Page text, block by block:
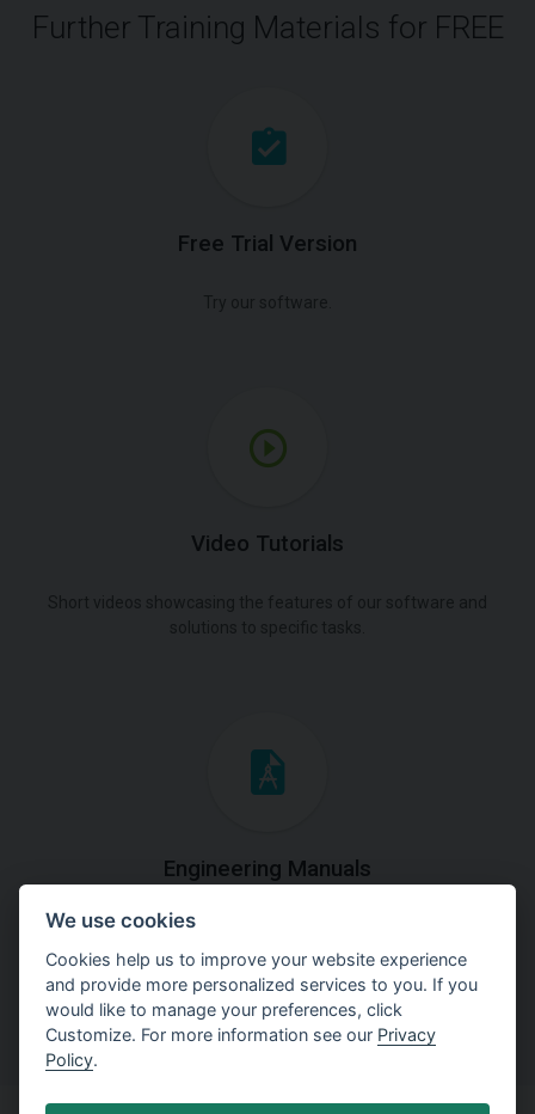
Further Training Materials for FREE
Free Trial Version
Video Tutorials
Engineering Manuals
Step by steps guides on how
to solve a specific tasks.
We use cookies
Cookies help us to improve your website experience
and provide more personalized services to you. If you
would like to manage your preferences, click
Customize. For more information see our Privacy
Policy.